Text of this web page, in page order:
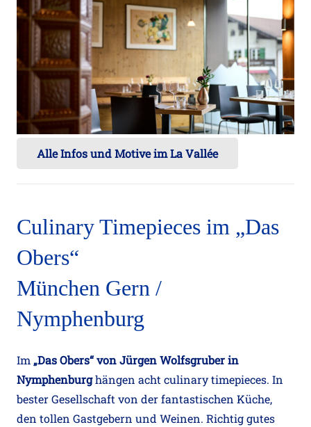
Alle Infos und Motive im La Vallée
Culinary Timepieces im „Das
Obers“
München Gern /
Nymphenburg
Im„Das Obers“ von Jürgen Wolfsgruber in
Nymphenburghängen acht culinary timepieces. In
bester Gesellschaft von der fantastischen Küche,
den tollen Gastgebern und Weinen. Richtig gutes